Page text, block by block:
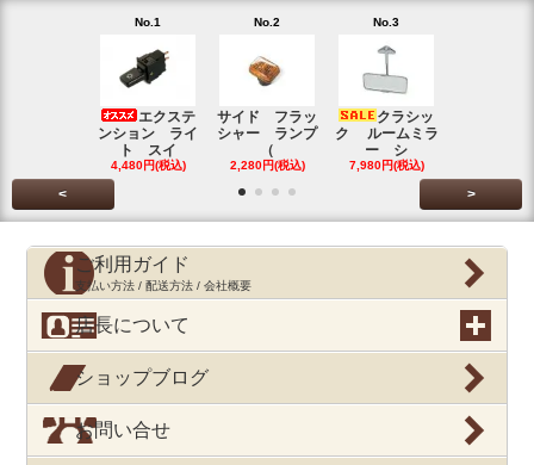
No.1
エクステ
ンション ライ
ト スイ
4,480円(税込)
No.2
サイド フラッ
シャー ランプ
（
2,280円(税込)
No.3
クラシッ
ク ルームミラ
ー シ
7,980円(税込)
< >
ご利用ガイド
支払い方法 / 配送方法 / 会社概要
店長について
ショップブログ
お問い合せ